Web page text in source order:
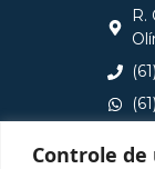
Controle de
R.